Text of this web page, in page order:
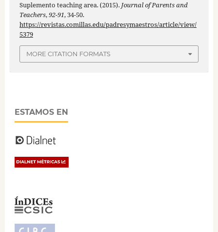
Suplemento teaching area. (2015). Journal of Parents and
Teachers,92-91, 34-50.
https://revistas.comillas.edu/padresymaestros/article/view/
5379
MORE CITATION FORMATS
ESTAMOS EN